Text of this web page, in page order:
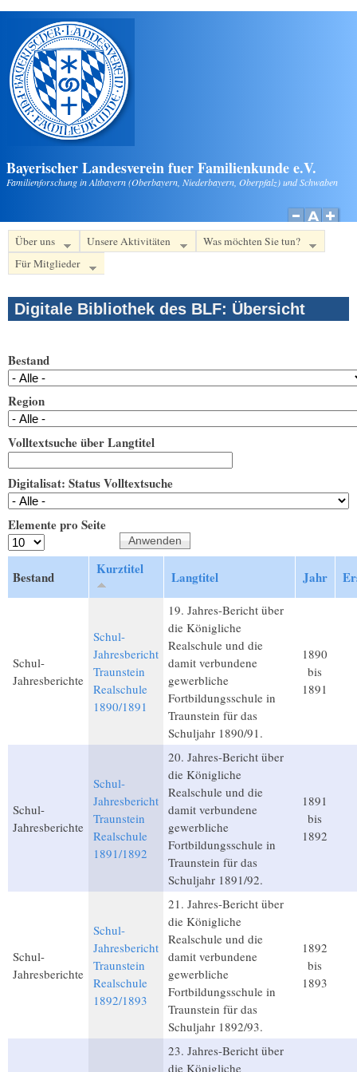
Direkt zum Inhalt
Bayerischer Landesverein fuer Familienkunde e.V.
Familienforschung in Altbayern (Oberbayern, Niederbayern, Oberpfalz) und Schwaben
Über uns Unsere Aktivitäten
Was möchten Sie tun?
Für Mitglieder
Digitale Bibliothek des BLF: Übersicht
Bestand
Region
Volltextsuche über Langtitel
Digitalisat: Status Volltextsuche
Elemente pro Seite
Bestand Kurztitel Langtitel Jahr
Schul-
Jahresberichte
Schul-
Jahresbericht
Traunstein
Realschule
1890/1891
19. Jahres-Bericht über
die Königliche
Realschule und die
damit verbundene
gewerbliche
Fortbildungsschule in
Traunstein für das
Schuljahr 1890/91.
1890
bis
1891
Schul-
Jahresberichte
Schul-
Jahresbericht
Traunstein
Realschule
1891/1892
20. Jahres-Bericht über
die Königliche
Realschule und die
damit verbundene
gewerbliche
Fortbildungsschule in
Traunstein für das
Schuljahr 1891/92.
1891
bis
1892
Schul-
Jahresberichte
Schul-
Jahresbericht
Traunstein
Realschule
1892/1893
21. Jahres-Bericht über
die Königliche
Realschule und die
damit verbundene
gewerbliche
Fortbildungsschule in
Traunstein für das
Schuljahr 1892/93.
1892
bis
1893
23. Jahres-Bericht über
die Königliche